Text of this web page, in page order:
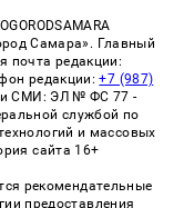
Самара». Главный
почта редакции:
редакции:+7 (987)
СМИ: ЭЛ № ФС 77 -
службой по
и массовых
сайта 16+
рекомендательные
предоставления